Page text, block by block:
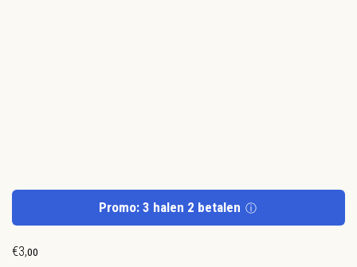
Promo: 3 halen 2 betalen ⓘ
€3,00